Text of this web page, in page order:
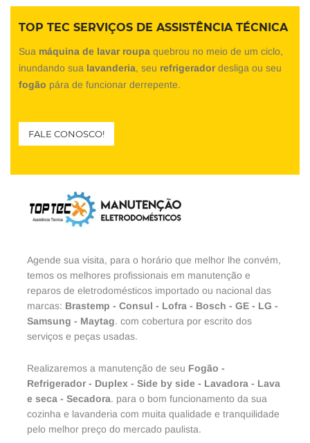
TOP TEC SERVIÇOS DE ASSISTÊNCIA TÉCNICA
Sua máquina de lavar roupa quebrou no meio de um ciclo,
inundando sua lavanderia, seu refrigeradordesliga ou seu
fogão pára de funcionar derrepente.
FALE CONOSCO!
Agende sua visita, para o horário que melhor lhe convém,
temos os melhores profissionais em manutenção e
reparos de eletrodomésticos importado ou nacional das
marcas: Brastemp - Consul - Lofra - Bosch - GE - LG -
Samsung - Maytag. com cobertura por escrito dos
serviços e peças usadas.
Realizaremos a manutenção de seu Fogão -
Refrigerador- Duplex - Side by side - Lavadora - Lava
e seca - Secadora. para o bom funcionamento da sua
cozinha e lavanderia com muita qualidade e tranquilidade
pelo melhor preço do mercado paulista.